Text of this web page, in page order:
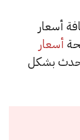
لكافة أسعار
أسعار
بشكل